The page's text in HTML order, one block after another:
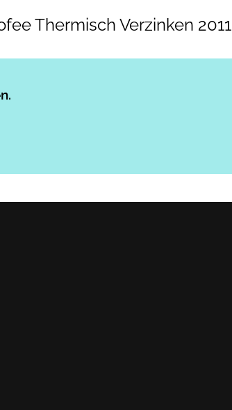
Thermisch Verzinken 2011